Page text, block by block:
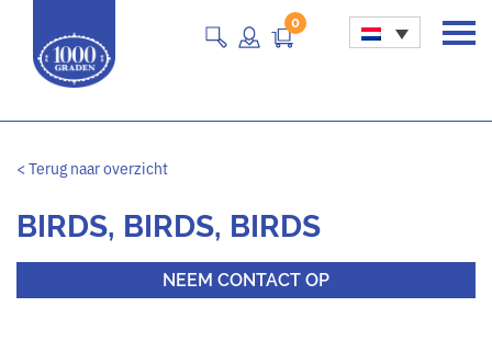
Main Navigation
0
< Terug naar overzicht
BIRDS, BIRDS, BIRDS
NEEM CONTACT OP